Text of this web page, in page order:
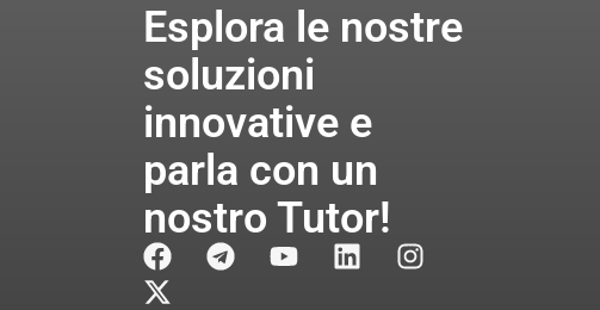
Esplora le nostre
soluzioni
innovative e
parla con un
nostro Tutor!